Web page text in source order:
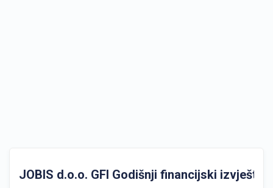
JOBIS d.o.o. GFI Godišnji financijski izvještaji